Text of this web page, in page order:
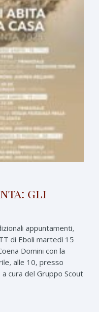
gli
appuntamenti,
di Eboli martedì 15
Domini con la
alle 10, presso
cura del Gruppo Scout